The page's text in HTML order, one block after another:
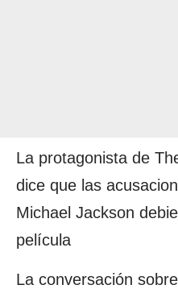
La protagonista de
dice que las
Michael Jackson
película
La conversación